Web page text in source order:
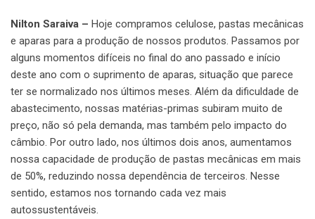
Nilton Saraiva – Hoje compramos celulose, pastas mecânicas
e aparas para a produção de nossos produtos. Passamos por
alguns momentos difíceis no final do ano passado e início
deste ano com o suprimento de aparas, situação que parece
ter se normalizado nos últimos meses. Além da dificuldade de
abastecimento, nossas matérias-primas subiram muito de
preço, não só pela demanda, mas também pelo impacto do
câmbio. Por outro lado, nos últimos dois anos, aumentamos
nossa capacidade de produção de pastas mecânicas em mais
de 50%, reduzindo nossa dependência de terceiros. Nesse
sentido, estamos nos tornando cada vez mais
autossustentáveis.